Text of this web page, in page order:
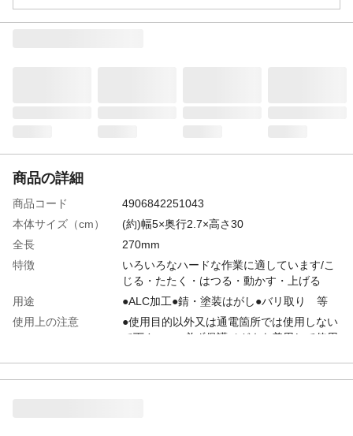
商品の詳細
商品コード
4906842251043
本体サイズ（cm）
(約)幅5×奥行2.7×高さ30
全長
270mm
特徴
いろいろなハードな作業に適しています/こ
じる・たたく・はつる・動かす・上げる
用途
●ALC加工●錆・塗装はがし●バリ取り 等
使用上の注意
●使用目的以外又は通電箇所では使用しない
で下さい。●必ず保護メガネを着用して使用